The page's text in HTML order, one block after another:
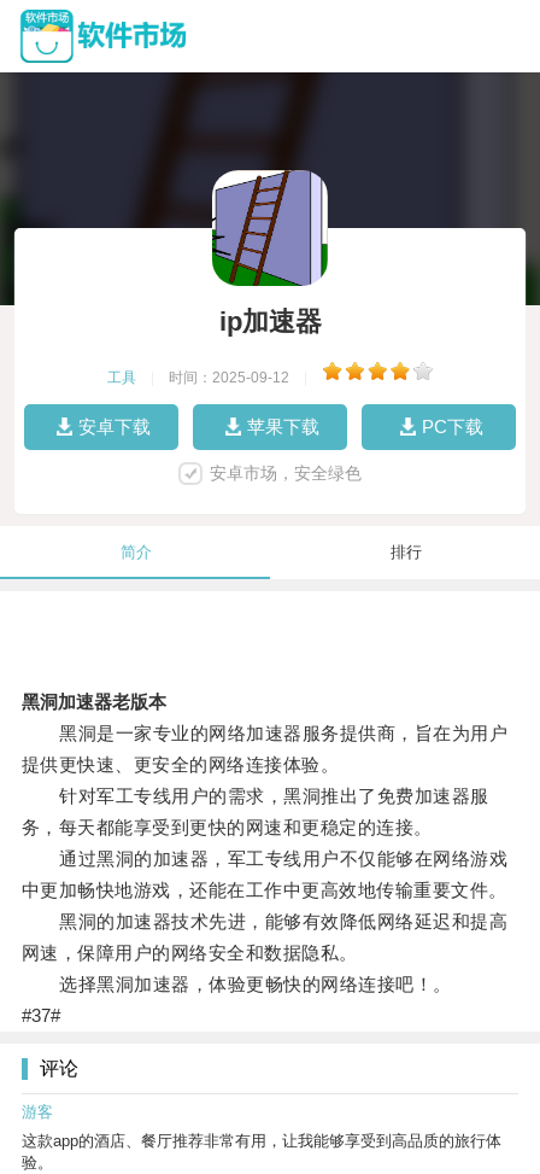
ip加速器
工具 时间：2025-09-12
安卓下载 苹果下载 PC下载
安卓市场，安全绿色
简介 排行
黑洞加速器老版本
黑洞是一家专业的网络加速器服务提供商，旨在为用户
提供更快速、更安全的网络连接体验。
针对军工专线用户的需求，黑洞推出了免费加速器服
务，每天都能享受到更快的网速和更稳定的连接。
通过黑洞的加速器，军工专线用户不仅能够在网络游戏
中更加畅快地游戏，还能在工作中更高效地传输重要文件。
黑洞的加速器技术先进，能够有效降低网络延迟和提高
网速，保障用户的网络安全和数据隐私。
选择黑洞加速器，体验更畅快的网络连接吧！。
#37#
评论
游客
这款app的酒店、餐厅推荐非常有用，让我能够享受到高品质的旅行体
验。